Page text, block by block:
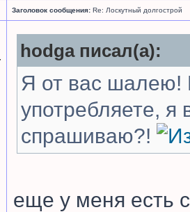
Заголовок сообщения: Re: Лоскутный долгострой
hodga писал(а):
Я от вас шалею!
употребляете, я
спрашиваю?!
еще у меня есть